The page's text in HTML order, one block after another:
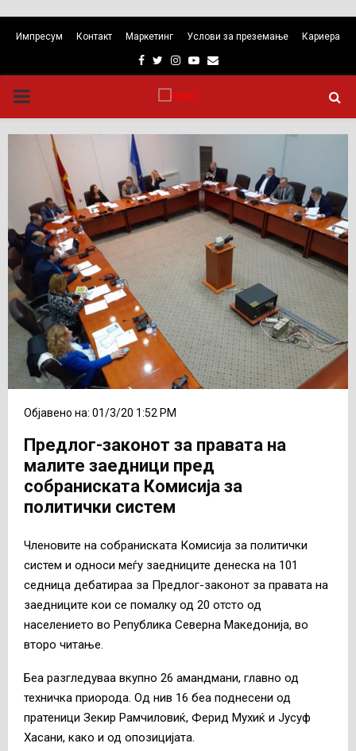
Импресум Контакт Маркетинг Услови за преземање Кариера
Facebook
TwitterInstagram
Youtube
Email
PRIMARY
MENU
Објавено на: 01/3/20 1:52 PM
Предлог-законот за правата на
малите заедници пред
собраниската Комисија за
политички систем
Членовите на собраниската Комисија за политички
систем и односи меѓу заедниците денеска на 101
седница дебатираа за Предлог-законот за правата на
заедниците кои се помалку од 20 отсто од
населението во Република Северна Македонија, во
второ читање.
Беа разгледуваа вкупно 26 амандмани, главно од
техничка приорода. Од нив 16 беа поднесени од
пратеници Зекир Рамчиловиќ, Ферид Мухиќ и Јусуф
Хасани, како и од опозицијата.